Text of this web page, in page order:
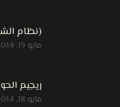
(نظام
مايو 19, 2014
ريجيم
مايو 18, 2014